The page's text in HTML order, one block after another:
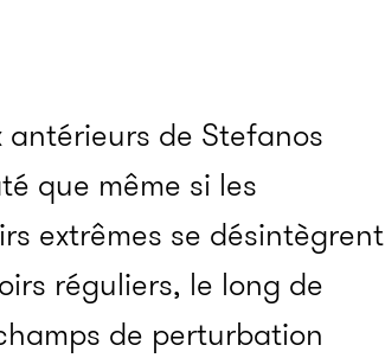
antérieurs de Stefanos
que même si les
extrêmes se désintègrent
réguliers, le long de
de perturbation